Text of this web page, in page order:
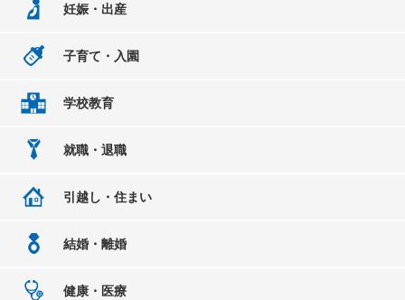
妊娠・出産
子育て・入園
学校教育
就職・退職
引越し・住まい
結婚・離婚
健康・医療